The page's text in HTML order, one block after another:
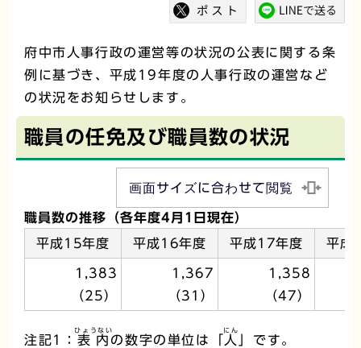
府中市人事行政の運営等の状況の公表に関する条
例に基づき、平成19年度の人事行政の運営など
の状況をお知らせします。
職員の任免及び職員数の状況
画面サイズに合わせて閲覧
職員数の推移（各年度4月1日現在）
平成15年度
平成16年度 平成17年度 平成
1,383
（25）
1,367
（31）
1,358
（47）
注記1： 表内
ひょうない
の数字の単位は「 人
にん
」です。